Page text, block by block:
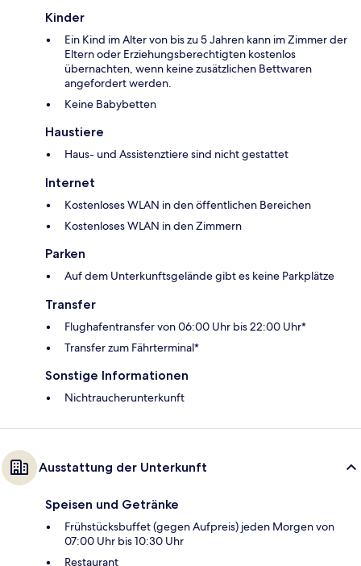
Kinder
Ein Kind im Alter von bis zu 5 Jahren kann im Zimmer der
Eltern oder Erziehungsberechtigten kostenlos
übernachten, wenn keine zusätzlichen Bettwaren
angefordert werden.
Keine Babybetten
Haustiere
Haus- und Assistenztiere sind nicht gestattet
Internet
Kostenloses WLAN in den öffentlichen Bereichen
Kostenloses WLAN in den Zimmern
Parken
Auf dem Unterkunftsgelände gibt es keine Parkplätze
Transfer
Flughafentransfer von 06:00 Uhr bis 22:00 Uhr*
Transfer zum Fährterminal*
Sonstige Informationen
Nichtraucherunterkunft
Ausstattung der Unterkunft
Speisen und Getränke
Frühstücksbuffet (gegen Aufpreis) jeden Morgen von
07:00 Uhr bis 10:30 Uhr
Restaurant